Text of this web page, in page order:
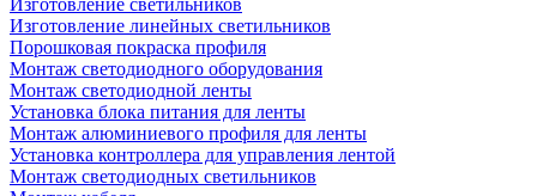
Изготовление светильников
Изготовление линейных светильников
Порошковая покраска профиля
Монтаж светодиодного оборудования
Монтаж светодиодной ленты
Установка блока питания для ленты
Монтаж алюминиевого профиля для ленты
Установка контроллера для управления лентой
Монтаж светодиодных светильников